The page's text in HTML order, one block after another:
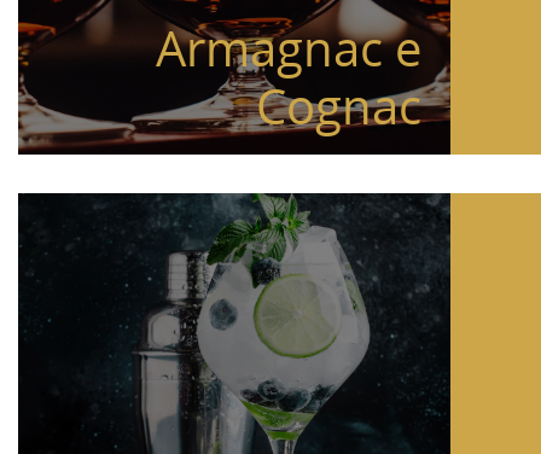
Armagnac e
Cognac